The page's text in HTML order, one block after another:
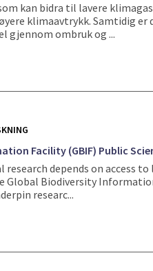
kan bidra til lavere
klimaavtrykk. Samtidig er
gjennom ombruk og ...
Facility (GBIF) Public
depends on access
Global Biodiversity
researc...